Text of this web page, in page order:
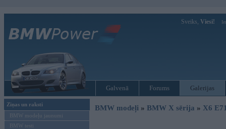
Sveiks, Viesi!
Galvenā Forums Galerijas
Ziņas un raksti
BMW modeļu jaunumi
BMW testi
BMW modeļi » BMW X sērija » X6